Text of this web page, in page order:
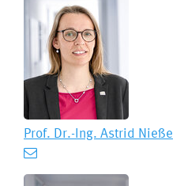
Prof. Dr.-Ing. Astrid Nieße